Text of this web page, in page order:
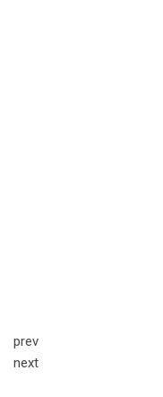
prev
next